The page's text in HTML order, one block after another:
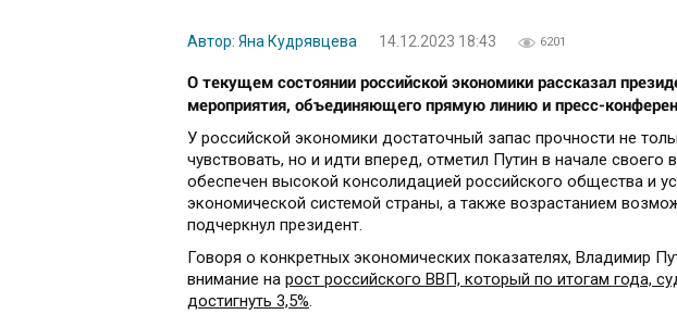
Автор: Яна Кудрявцева 14.12.2023 18:43 6201
О текущем состоянии российской экономики рассказал
мероприятия, объединяющего прямую линию и пресс-
У российской экономики достаточный запас прочности не
чувствовать, но и идти вперед, отметил Путин в начале своего
обеспечен высокой консолидацией российского общества и
экономической системой страны, а также возрастанием
подчеркнул президент.
Говоря о конкретных экономических показателях, Владимир
внимание на рост российского ВВП, который по итогам года,
достигнуть 3,5%.